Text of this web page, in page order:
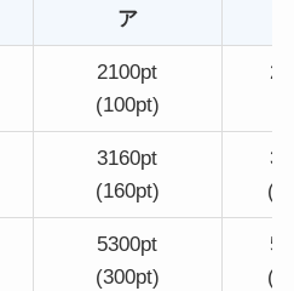
ア
2100pt
(100pt)
3160pt
(160pt)
5300pt
(300pt)